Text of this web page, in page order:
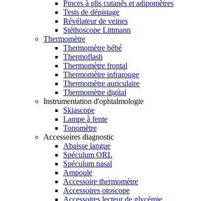
Pinces à plis cutanés et adipomètres
Tests de dépistage
Révélateur de veines
Stéthoscope Littmann
Thermomètre
Thermomètre bébé
Thermoflash
Thermomètre frontal
Thermomètre infrarouge
Thermomètre auriculaire
Thermomètre digital
Instrumentation d'ophtalmologie
Skiascope
Lampe à fente
Tonomètre
Accessoires diagnostic
Abaisse langue
Spéculum ORL
Spéculum nasal
Ampoule
Accessoire thermomètre
Accessoires otoscope
Accessoires lecteur de glycémie